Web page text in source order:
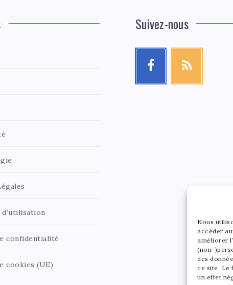
Nous
accéder
améliorer
(non-
des
ce site. Le
un effet
confidentialité
cookies (UE)
Suivez-nous